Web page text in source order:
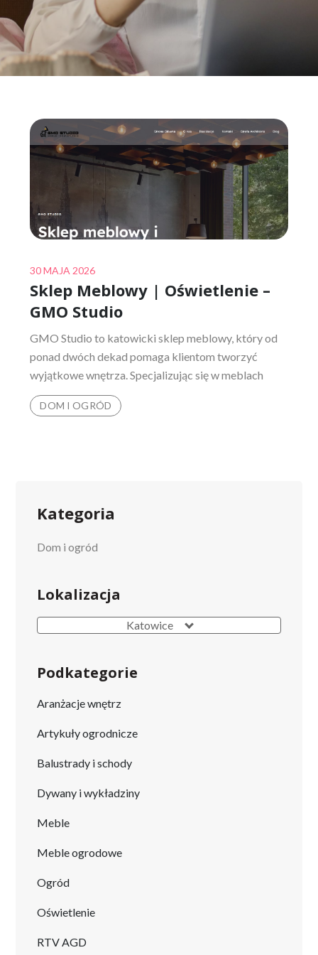
Posted
on
30 MAJA 2026
Sklep Meblowy | Oświetlenie –
GMO Studio
GMO Studio to katowicki sklep meblowy, który od
ponad dwóch dekad pomaga klientom tworzyć
wyjątkowe wnętrza. Specjalizując się w meblach
DOM I OGRÓD
Kategoria
Dom i ogród
Lokalizacja
Katowice
Podkategorie
Aranżacje wnętrz
Artykuły ogrodnicze
Balustrady i schody
Dywany i wykładziny
Meble
Meble ogrodowe
Ogród
Oświetlenie
RTV AGD